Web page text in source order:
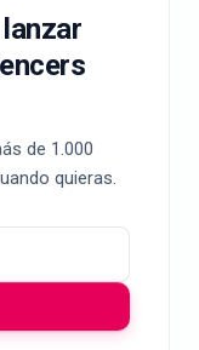
de 1.000
quieras.